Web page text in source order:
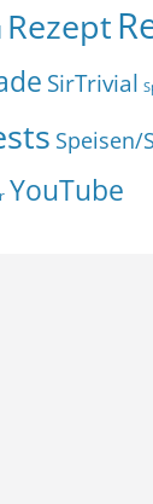
Rezept
SirTrivial
Speisen/
YouTube